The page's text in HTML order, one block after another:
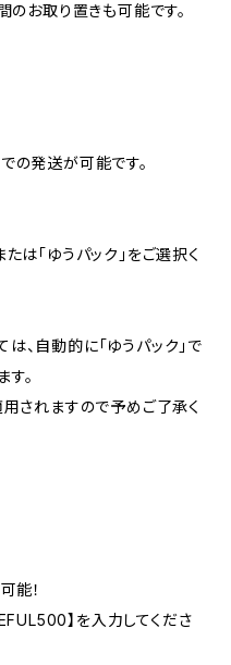
のお取り置きも可能です。
の発送が可能です。
は「ゆうパック」をご選択く
、自動的に「ゆうパック」で
。
用されますので予めご了承く
能！
】を入力してくださ